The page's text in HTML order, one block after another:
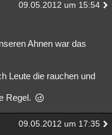
Mystery Kriminalfälle
Gaming Filme
09.05.2012 um 15:54
Ahnen war das
Leute die rauchen und
Regel.
09.05.2012 um 17:35